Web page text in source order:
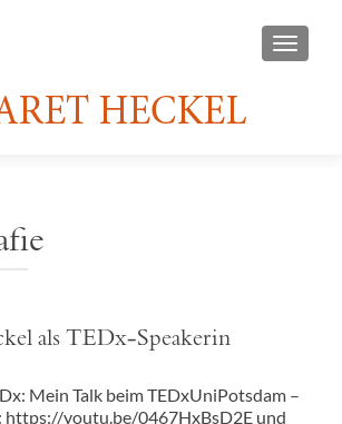
als TEDx-Speakerin
Mein Talk beim TEDxUniPotsdam –
https://youtu.be/0467HxBsD2E und